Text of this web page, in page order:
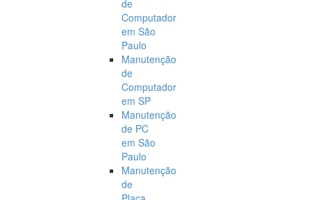
de
Computador
em São
Paulo
Manutenção
de
Computador
em SP
Manutenção
de PC
em São
Paulo
Manutenção
de